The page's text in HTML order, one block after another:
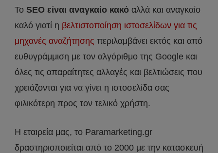
Το SEO είναι αναγκαίο κακό αλλά και αναγκαίο
καλό γιατί η βελτιστοποίηση ιστοσελίδων για τις
μηχανές αναζήτησης περιλαμβάνει εκτός και από
ευθυγράμμιση με τον αλγόριθμο της Google και
όλες τις απαραίτητες αλλαγές και βελτιώσεις που
χρειάζονται για να γίνει η ιστοσελίδα σας
φιλικότερη προς τον τελικό χρήστη.
Η εταιρεία μας, το Paramarketing.gr
δραστηριοποιείται από το 2000 με την κατασκευή